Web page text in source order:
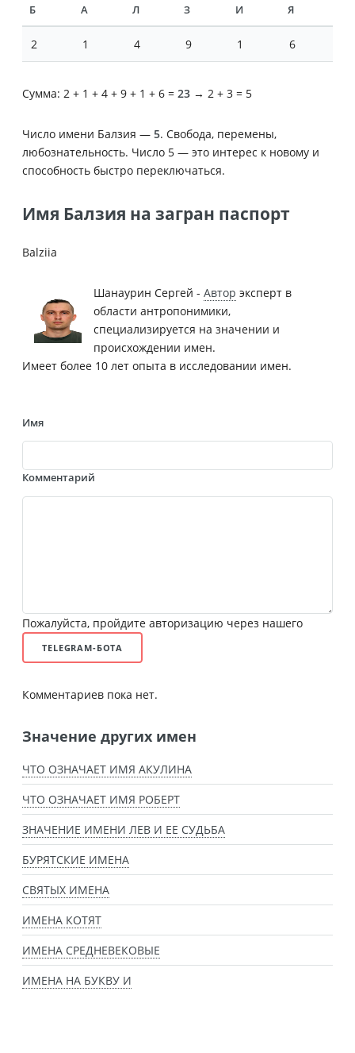
Б А Л З И Я
2 1 4 9 1 6
Сумма: 2 + 1 + 4 + 9 + 1 + 6 = 23 → 2 + 3 = 5
Число имени Балзия — 5. Свобода, перемены,
любознательность. Число 5 — это интерес к новому и
способность быстро переключаться.
Имя Балзия на загран паспорт
Balziia
Шанаурин Сергей - Автор эксперт в
области антропонимики,
специализируется на значении и
происхождении имен.
Имеет более 10 лет опыта в исследовании имен.
Имя
Комментарий
Пожалуйста, пройдите авторизацию через нашего
TELEGRAM-БОТА
Комментариев пока нет.
Значение других имен
ЧТО ОЗНАЧАЕТ ИМЯ АКУЛИНА
ЧТО ОЗНАЧАЕТ ИМЯ РОБЕРТ
ЗНАЧЕНИЕ ИМЕНИ ЛЕВ И ЕЕ СУДЬБА
БУРЯТСКИЕ ИМЕНА
СВЯТЫХ ИМЕНА
ИМЕНА КОТЯТ
ИМЕНА СРЕДНЕВЕКОВЫЕ
ИМЕНА НА БУКВУ И